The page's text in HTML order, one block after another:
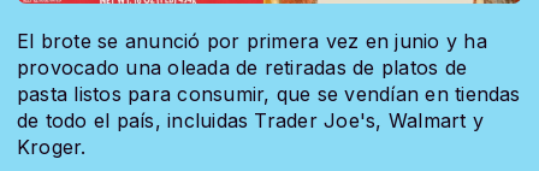
El brote se anunció por primera vez en junio y ha
provocado una oleada de retiradas de platos de
pasta listos para consumir, que se vendían en tiendas
de todo el país, incluidas Trader Joe's, Walmart y
Kroger.